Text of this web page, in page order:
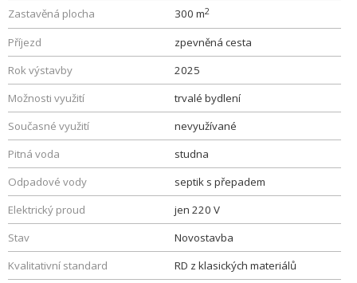
Zastavěná plocha
300 m2
Příjezd
zpevněná cesta
Rok výstavby
2025
Možnosti využití
trvalé bydlení
Současné využití
nevyužívané
Pitná voda
studna
Odpadové vody
septik s přepadem
Elektrický proud
jen 220 V
Stav
Novostavba
Kvalitativní standard
RD z klasických materiálů